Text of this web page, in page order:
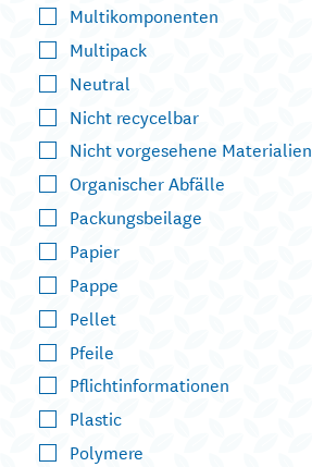
Multikomponenten
Multipack
Neutral
Nicht recycelbar
Nicht vorgesehene Materialien
Organischer Abfälle
Packungsbeilage
Papier
Pappe
Pellet
Pfeile
Pflichtinformationen
Plastic
Polymere